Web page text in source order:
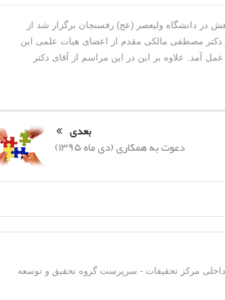
در دانشگاه ولیعصر (عج) رفسنجان برگزار شد از
و دکتر مصطفی مالکی مقدم از اعضای هیات علمی این
آمد. علاوه بر این در این مراسم از آقای دکتر
بعدی
دعوت به همکاری (دی ماه ۱۳۹۵)
معدنی از دانشگاه شهید باهنر کرمان (1404) - مدیر داخلی مرکز تحقیقات - سرپرست گروه تحقیق و توسعه